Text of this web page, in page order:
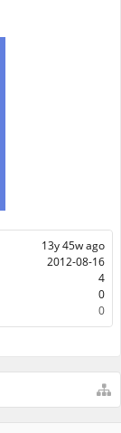
13y 45w ago
2012-08-16
4
0
0